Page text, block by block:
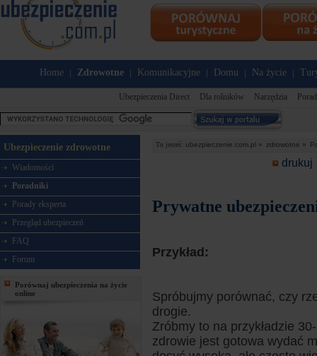
Home Zdrowotne Komunikacyjne Domu Na życie
Ubezpieczenia Direct Dla rolników Narzędzia
Ubezpieczenie zdrowotne
Wiadomości
Poradniki
Porady eksperta
Przegląd ubezpieczeń
FAQ
Forum
Porównaj ubezpieczenia na życie
online
Tu jesteś: ubezpieczenie.com.pl » zdrowotne »
drukuj
Prywatne
Przykład:
Spróbujmy porównać, czy
drogie.
Zróbmy to na przykładzie
zdrowie jest gotowa wydać